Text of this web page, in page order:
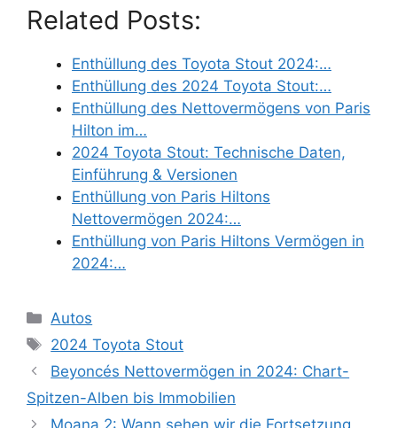
Related Posts:
Enthüllung des Toyota Stout 2024:…
Enthüllung des 2024 Toyota Stout:…
Enthüllung des Nettovermögens von Paris
Hilton im…
2024 Toyota Stout: Technische Daten,
Einführung & Versionen
Enthüllung von Paris Hiltons
Nettovermögen 2024:…
Enthüllung von Paris Hiltons Vermögen in
2024:…
Categories
Autos
Tags
2024 Toyota Stout
Beyoncés Nettovermögen in 2024: Chart-
Spitzen-Alben bis Immobilien
Moana 2: Wann sehen wir die Fortsetzung